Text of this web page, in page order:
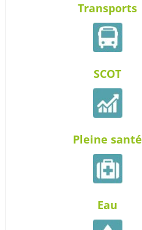
Transports
SCOT
Pleine santé
Eau